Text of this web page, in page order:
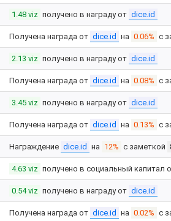
1.48 viz получено в награду от dice.id
Получена награда от dice.id на 0.06% с
2.13 viz получено в награду от dice.id
Получена награда от dice.id на 0.08% с
3.45 viz получено в награду от dice.id
Получена награда от dice.id на 0.13% с
Награждение dice.id на 12% с заметкой
4.63 viz получено в социальный капитал
0.54 viz получено в награду от dice.id
Получена награда от dice.id на 0.02% с